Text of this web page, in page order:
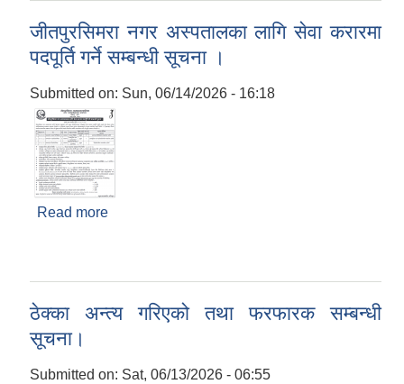
जीतपुरसिमरा नगर अस्पतालका लागि सेवा करारमा
पदपूर्ति गर्ने सम्बन्धी सूचना ।
Submitted on: Sun, 06/14/2026 - 16:18
Read more
ठेक्का अन्त्य गरिएको तथा फरफारक सम्बन्धी
सूचना।
Submitted on: Sat, 06/13/2026 - 06:55